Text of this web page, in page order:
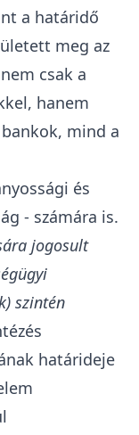
a határidő
meg az
csak a
hanem
mind a
és
- számára is.
jogosult
szintén
határideje